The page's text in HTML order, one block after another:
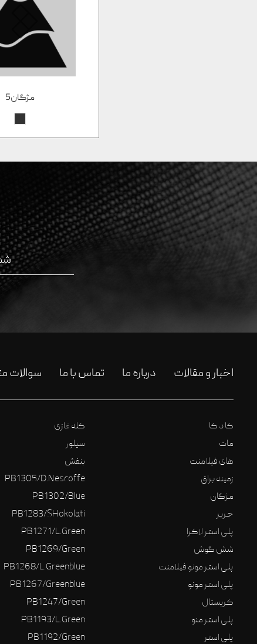
مژگان5
اخبار و مقالات درباره ما تماس با ما سوالات
کا د کا
مات
های فیلامنت
زمینه براق
مژگان
حریر
پلی استر لاکرا
شش گوش
پلی استر مونو فیلامنت
پلی استر مونو
کریستال
پلی استر منو
پلی استر
کله غازی
سیلور
بنفش
PB1305/D.Nescoffe
PB1302/Blue
PB1283/SHokolati
PB1271/L.Green
PB1269/Green
PB1268/L.Greenblue
PB1267/Greenblue
PB1247/Green
PB1193/L.Green
PB1192/Green